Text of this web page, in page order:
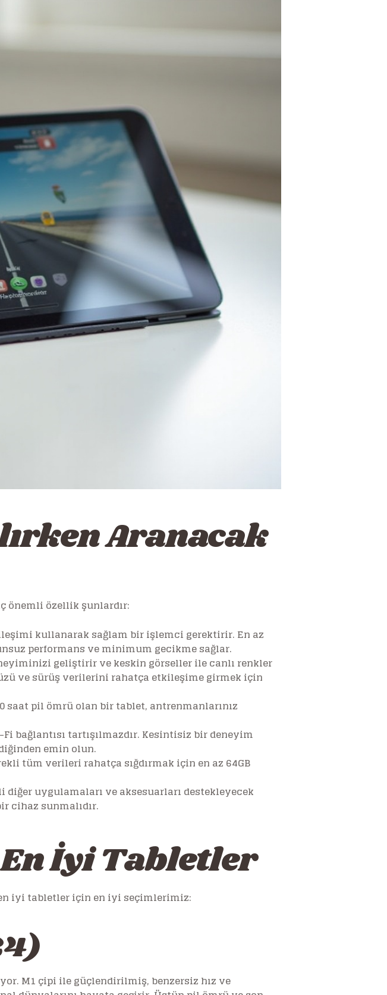
Aranacak
önemli özellik şunlardır:
kullanarak sağlam bir işlemci gerektirir. En az
performans ve minimum gecikme sağlar.
geliştirir ve keskin görseller ile canlı renkler
ve sürüş verilerini rahatça etkileşime girmek için
saat pil ömrü olan bir tablet, antrenmanlarınız
tartışılmazdır. Kesintisiz bir deneyim
emin olun.
tüm verileri rahatça sığdırmak için en az 64GB
uygulamaları ve aksesuarları destekleyecek
cihaz sunmalıdır.
İyi Tabletler
iyi tabletler için en iyi seçimlerimiz:
M1 çipi ile güçlendirilmiş, benzersiz hız ve